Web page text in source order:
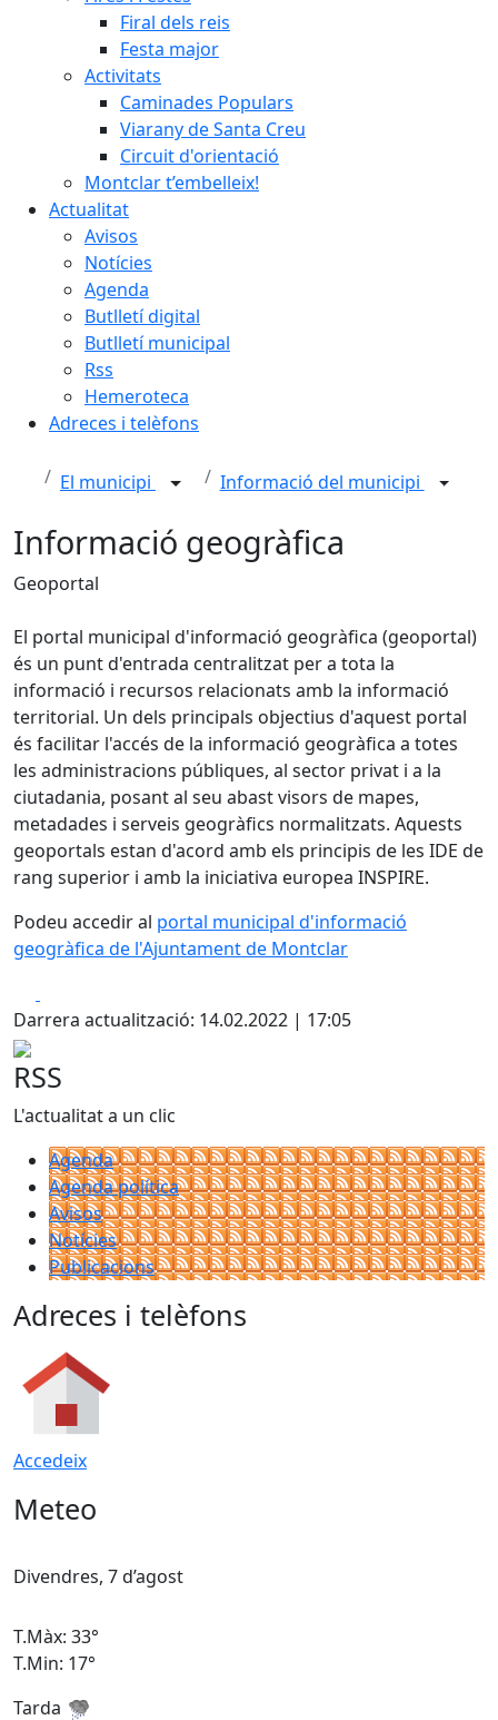
Firal dels reis
Festa major
Activitats
Caminades Populars
Viarany de Santa Creu
Circuit d'orientació
Montclar t’embelleix!
Actualitat
Avisos
Notícies
Agenda
Butlletí digital
Butlletí municipal
Rss
Hemeroteca
Adreces i telèfons
El municipi Informació del municipi
Informació geogràfica
Geoportal
El portal municipal d'informació geogràfica (geoportal)
és un punt d'entrada centralitzat per a tota la
informació i recursos relacionats amb la informació
territorial. Un dels principals objectius d'aquest portal
és facilitar l'accés de la informació geogràfica a totes
les administracions públiques, al sector privat i a la
ciutadania, posant al seu abast visors de mapes,
metadades i serveis geogràfics normalitzats. Aquests
geoportals estan d'acord amb els principis de les IDE de
rang superior i amb la iniciativa europea INSPIRE.
Podeu accedir al portal municipal d'informació
geogràfica de l'Ajuntament de Montclar
Darrera actualització: 14.02.2022 | 17:05
RSS
L'actualitat a un clic
Agenda
Agenda política
Avisos
Notícies
Publicacions
Adreces i telèfons
Accedeix
Meteo
Divendres, 7 d’agost
T.Màx: 33°
T.Min: 17°
Tarda